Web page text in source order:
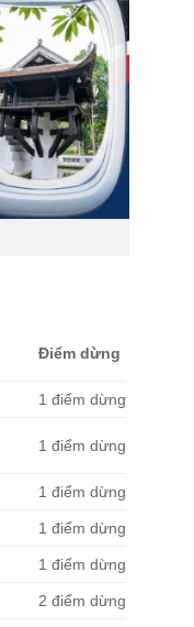
Điểm dừng
1 điểm dừng
1 điểm dừng
1 điểm dừng
1 điểm dừng
1 điểm dừng
2 điểm dừng